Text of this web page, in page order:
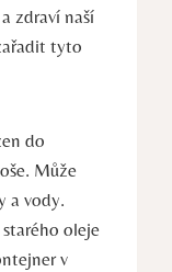
zdraví naší
tyto
do
Může
a vody.
oleje
v